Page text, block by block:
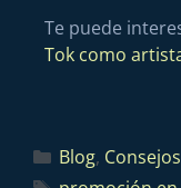
Te puede
Tok como
Blog,